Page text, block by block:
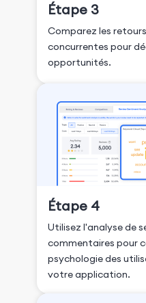
Étape 3
Comparez les
concurrentes pour
opportunités.
Étape 4
Utilisez l'analyse de
commentaires pour
psychologie des
votre application.